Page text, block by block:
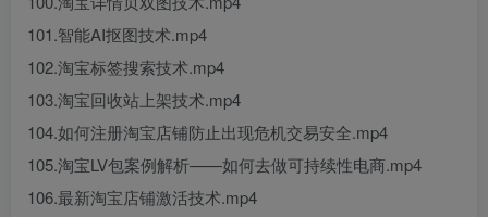
101.智能AI抠图技术.mp4
102.淘宝标签搜索技术.mp4
103.淘宝回收站上架技术.mp4
104.如何注册淘宝店铺防止出现危机交易安全.mp4
105.淘宝LV包案例解析——如何去做可持续性电商.mp4
106.最新淘宝店铺激活技术.mp4